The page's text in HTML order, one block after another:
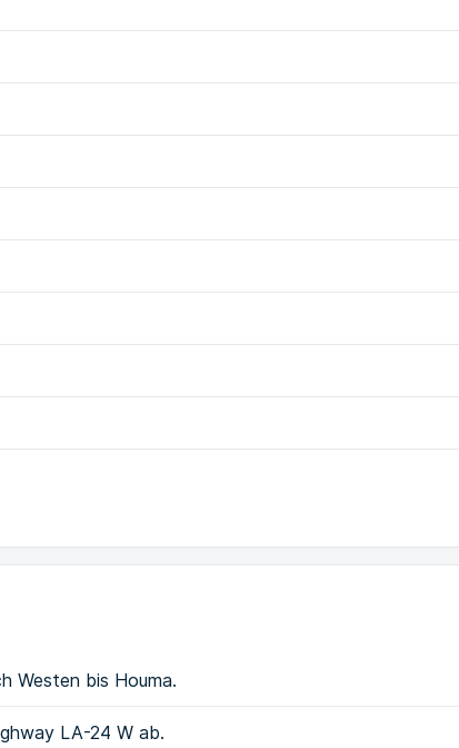
Westen bis Houma.
LA-24 W ab.